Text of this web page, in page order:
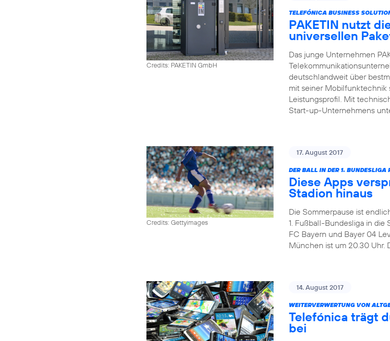
Credits: PAKETIN GmbH
TELEFÓNICA BUSINESS
PAKETIN nutzt
universellen
Das junge Unternehmen
deutschlandweit über
mit seiner
Leistungsprofil. Mit
Start-up-Unternehmens
Credits: Gettyimages
17. August 2017
DER BALL IN DER 1. BUNDESLIGA
Diese Apps
Stadion hinaus
Die Sommerpause ist
1. Fußball-Bundesliga in die
FC Bayern und Bayer 04
München ist um 20.30 Uhr.
14. August 2017
WEITERVERWERTUNG VON
Telefónica trägt
bei